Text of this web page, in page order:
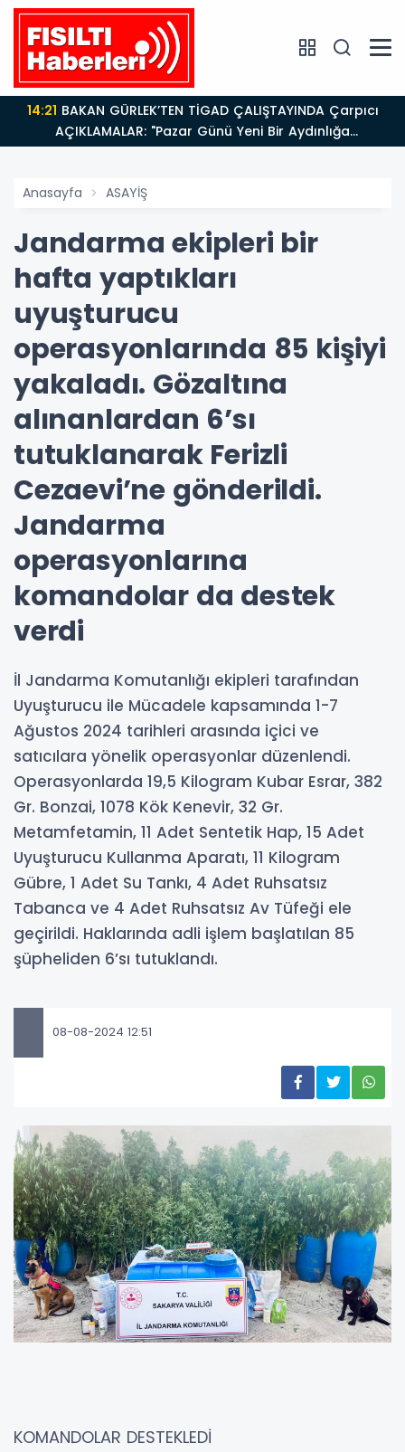
14:21
AÇIKLAMALAR: "Pazar Günü Yeni Bir Aydınlığa
Uyanacağız"
Anasayfa ASAYİŞ
Jandarma ekipleri bir
hafta yaptıkları
uyuşturucu
operasyonlarında 85 kişiyi
yakaladı. Gözaltına
alınanlardan 6’sı
tutuklanarak Ferizli
Cezaevi’ne gönderildi.
Jandarma
operasyonlarına
komandolar da destek
verdi
İl Jandarma Komutanlığı ekipleri tarafından
Uyuşturucu ile Mücadele kapsamında 1-7
Ağustos 2024 tarihleri arasında içici ve
satıcılara yönelik operasyonlar düzenlendi.
Operasyonlarda 19,5 Kilogram Kubar Esrar, 382
Gr. Bonzai, 1078 Kök Kenevir, 32 Gr.
Metamfetamin, 11 Adet Sentetik Hap, 15 Adet
Uyuşturucu Kullanma Aparatı, 11 Kilogram
Gübre, 1 Adet Su Tankı, 4 Adet Ruhsatsız
Tabanca ve 4 Adet Ruhsatsız Av Tüfeği ele
geçirildi. Haklarında adli işlem başlatılan 85
şüpheliden 6’sı tutuklandı.
08-08-2024 12:51
KOMANDOLAR DESTEKLEDİ